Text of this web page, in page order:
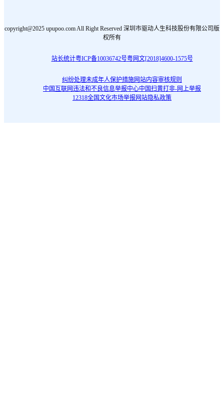
copyright@2025 upupoo.com All Right Reserved 深圳市驱动人生科技股份有限公司版
权所有
站长统计粤ICP备10036742号粤网文[2018]4600-1575号
纠纷处理未成年人保护措施网站内容审核规则
中国互联网违法和不良信息举报中心中国扫黄打非-网上举报
12318全国文化市场举报网站隐私政策